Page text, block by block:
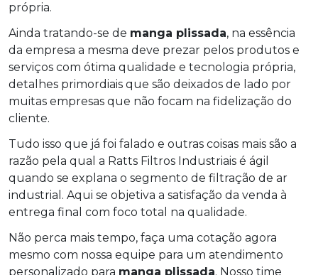
própria.
Ainda tratando-se de manga plissada, na essência
da empresa a mesma deve prezar pelos produtos e
serviços com ótima qualidade e tecnologia própria,
detalhes primordiais que são deixados de lado por
muitas empresas que não focam na fidelização do
cliente.
Tudo isso que já foi falado e outras coisas mais são a
razão pela qual a Ratts Filtros Industriais é ágil
quando se explana o segmento de filtração de ar
industrial. Aqui se objetiva a satisfação da venda à
entrega final com foco total na qualidade.
Não perca mais tempo, faça uma cotação agora
mesmo com nossa equipe para um atendimento
personalizado para manga plissada. Nosso time